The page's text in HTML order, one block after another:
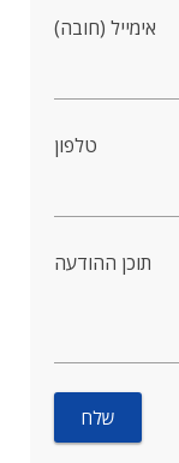
אימייל (חובה)
טלפון
תוכן ההודעה